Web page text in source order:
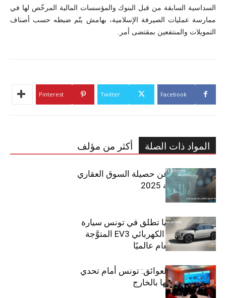
السداسية السابقة من قبل البنوك والمؤسسات المالية المرخّص لها في
ممارسة عمليات الصيرفة الإسلامية، بهامش يتّم ضبطه حسب أصناف
التمويلات والمنتفعين بمقتضى أمر.
Facebook
Twitter
Pinterest
المواد ذات الصلة أكثر من مؤلف
مبوب تكشف عن حصيلة السوق العقاري
في تونس لسنة 2025
سيتي كارز – كيا تطلق في تونس سيارة
الـدفع الرباعي الكهربائي EV3 المتوَّجة
بلقب سيارة العام عالميًا
بين الطموح والعوائق: تونس أمام تحدي
استعادة كفاءاتها بالخارج